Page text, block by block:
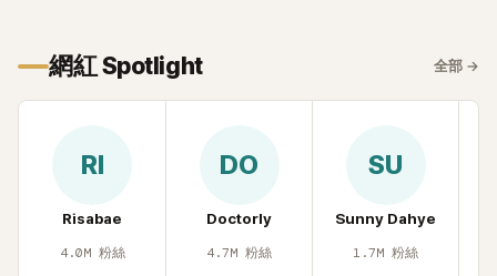
網紅 Spotlight 全部 →
RI
Risabae
4.0M 粉絲
DO
Doctorly
4.7M 粉絲
SU
Sunny Dahye
1.7M 粉絲